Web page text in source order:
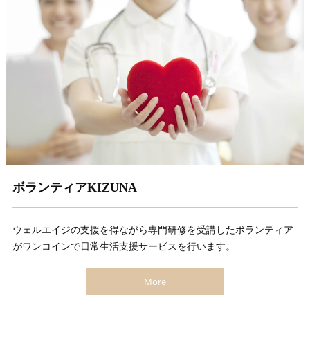
ボランティアKIZUNA
ウェルエイジの支援を得ながら専門研修を受講したボランティア
がワンコインで日常生活支援サービスを行います。
More